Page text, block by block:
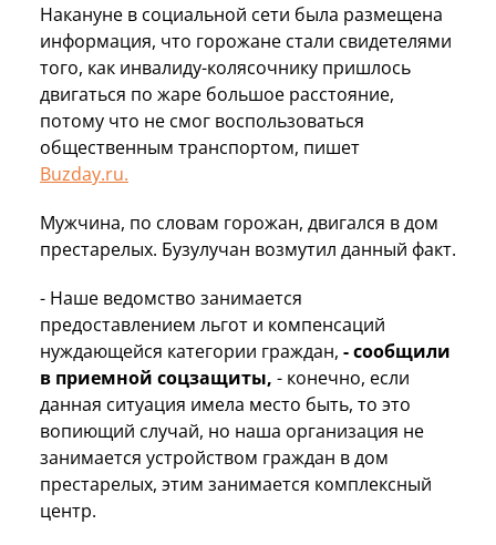
Накануне в социальной сети была размещена
информация, что горожане стали свидетелями
того, как инвалиду-колясочнику пришлось
двигаться по жаре большое расстояние,
потому что не смог воспользоваться
общественным транспортом, пишет
Buzday.ru.
Мужчина, по словам горожан, двигался в дом
престарелых. Бузулучан возмутил данный факт.
- Наше ведомство занимается
предоставлением льгот и компенсаций
нуждающейся категории граждан, - сообщили
в приемной соцзащиты, - конечно, если
данная ситуация имела место быть, то это
вопиющий случай, но наша организация не
занимается устройством граждан в дом
престарелых, этим занимается комплексный
центр.